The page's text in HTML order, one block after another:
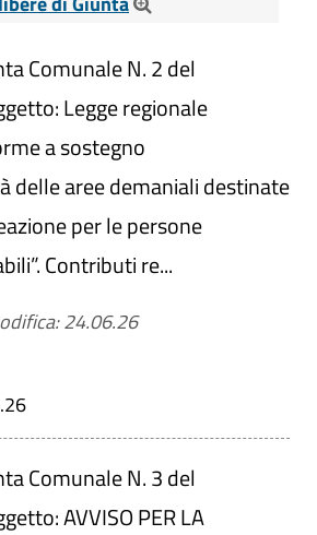
di Giunta
Comunale N. 2 del
Legge regionale
a sostegno
delle aree demaniali destinate
per le persone
Contributi re...
24.06.26
Comunale N. 3 del
AVVISO PER LA